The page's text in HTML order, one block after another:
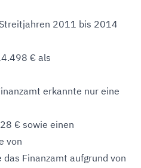
2011 bis 2014
€ als
erkannte nur eine
€ sowie einen
von
Finanzamt aufgrund von